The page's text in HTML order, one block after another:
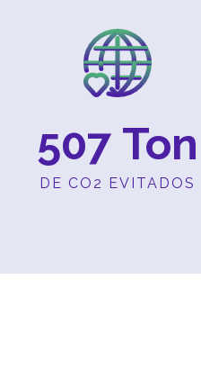
DE CO2 EVITADOS
507 Ton